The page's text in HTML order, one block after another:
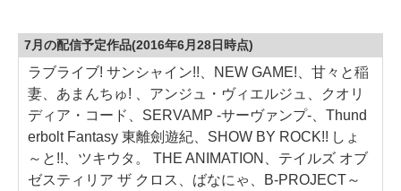
7月の配信予定作品(2016年6月28日時点)
ラブライブ! サンシャイン!!、NEW GAME!、甘々と稲
妻、あまんちゅ! 、アンジュ・ヴィエルジュ、クオリ
ディア・コード、SERVAMP -サーヴァンプ-、Thund
erbolt Fantasy 東離劍遊紀、SHOW BY ROCK!! しょ
～と!!、ツキウタ。 THE ANIMATION、テイルズ オブ
ゼスティリア ザ クロス、ばなにゃ、B-PROJECT～